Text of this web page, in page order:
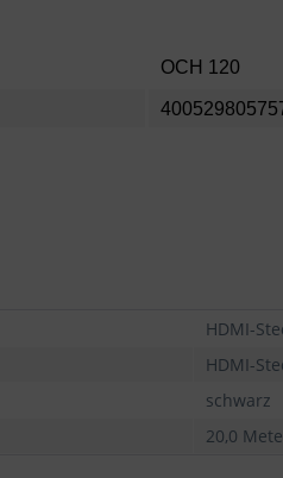
OCH 120
HDMI-
HDMI-
schwarz
20,0